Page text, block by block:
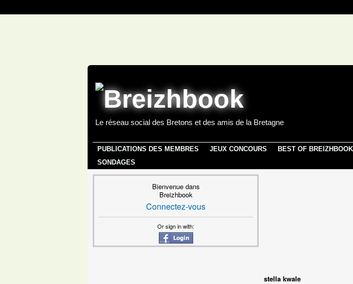
Le réseau social des Bretons et des amis de la Bretagne
PUBLICATIONS DES MEMBRES JEUX CONCOURS BEST OF BREIZHBOOK
SONDAGES
Bienvenue dans
Breizhbook
Connectez-vous
Or sign in with:
stella kwale